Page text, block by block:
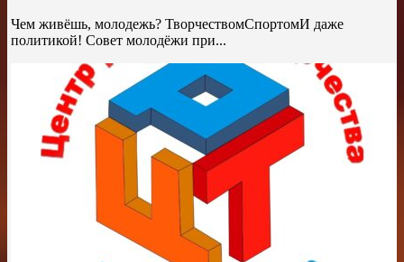
Чем живёшь, молодежь? ТворчествомСпортомИ даже
политикой! Совет молодёжи при...